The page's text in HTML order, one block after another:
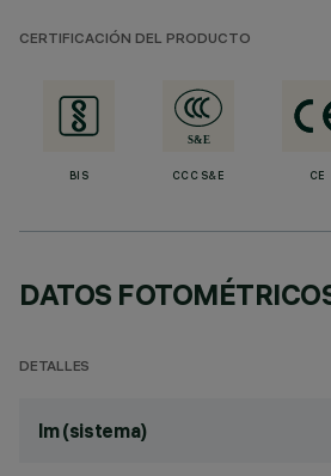
CERTIFICACIÓN DEL PRODUCTO
BIS CCC S&E CE
DATOS
DETALLES
lm (sistema)